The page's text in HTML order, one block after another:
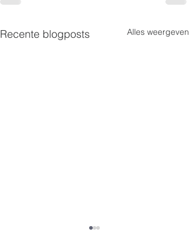
Recente blogposts Alles weergeven